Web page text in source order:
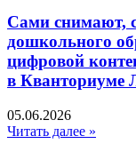
Сами снимают,
дошкольного
цифровой
в
05.06.2026
Читать далее »